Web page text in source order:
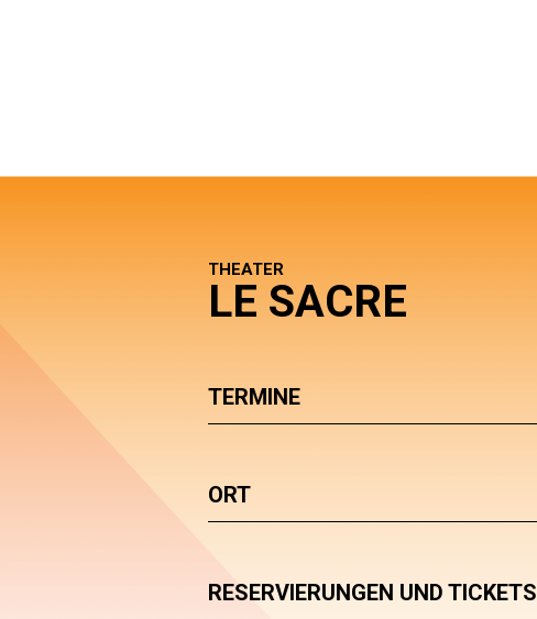
THEATER
LE SACRE
TERMINE
ORT
RESERVIERUNGEN UND TICKETS